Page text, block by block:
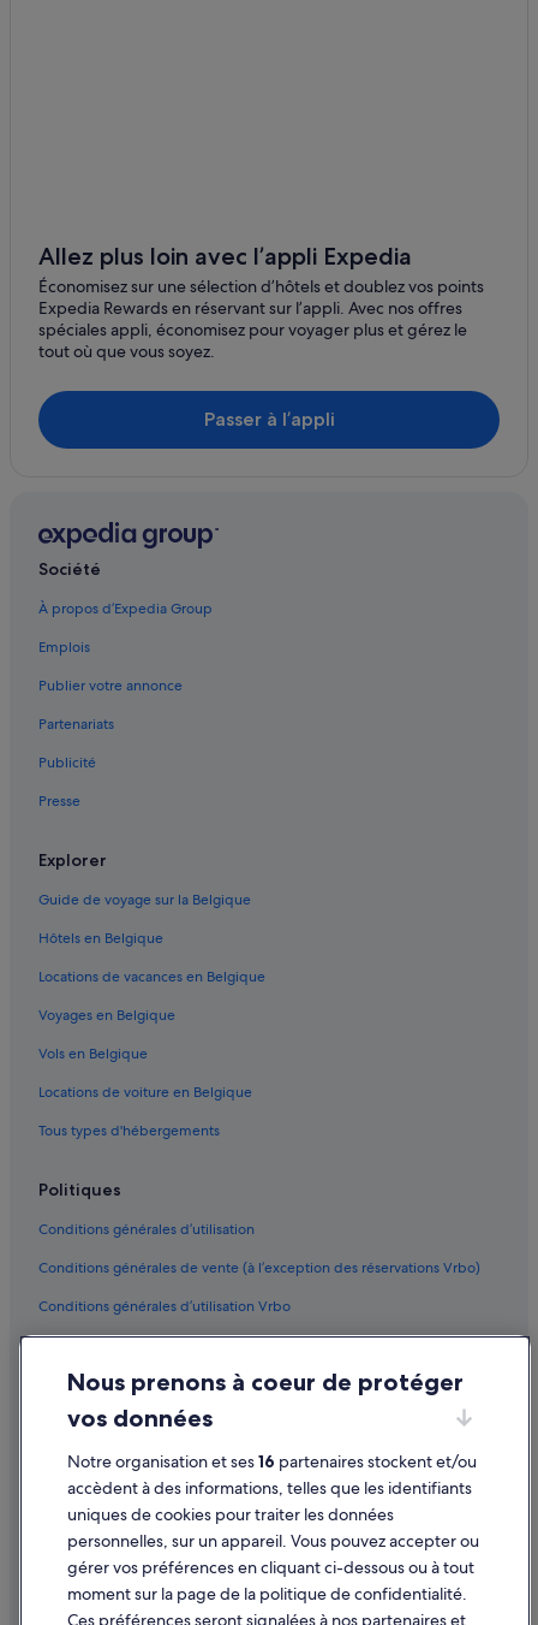
Plage de Jumeirah
Allez plus loin avec l’appli Expedia
Économisez sur une sélection d’hôtels et doublez vos points
Expedia Rewards en réservant sur l’appli. Avec nos offres
spéciales appli, économisez pour voyager plus et gérez le
tout où que vous soyez.
Passer à l’appli
Société
À propos d’Expedia Group
Emplois
Publier votre annonce
Partenariats
Publicité
Presse
Explorer
Guide de voyage sur la Belgique
Hôtels en Belgique
Locations de vacances en Belgique
Voyages en Belgique
Vols en Belgique
Locations de voiture en Belgique
Tous types d'hébergements
Politiques
Conditions générales d’utilisation
Conditions générales de vente (à l’exception des réservations Vrbo)
Conditions générales d’utilisation Vrbo
Protection des données
Cookies
Mentions légales / Nous contacter
Directives de contenu et signalement de contenus
Aide
Assistance
Nous prenons à coeur de protéger
vos données
Notre organisation et ses16 partenaires stockent et/ou
accèdent à des informations, telles que les identifiants
uniques de cookies pour traiter les données
personnelles, sur un appareil. Vous pouvez accepter ou
gérer vos préférences en cliquant ci-dessous ou à tout
moment sur la page de la politique de confidentialité.
Ces préférences seront signalées à nos partenaires et